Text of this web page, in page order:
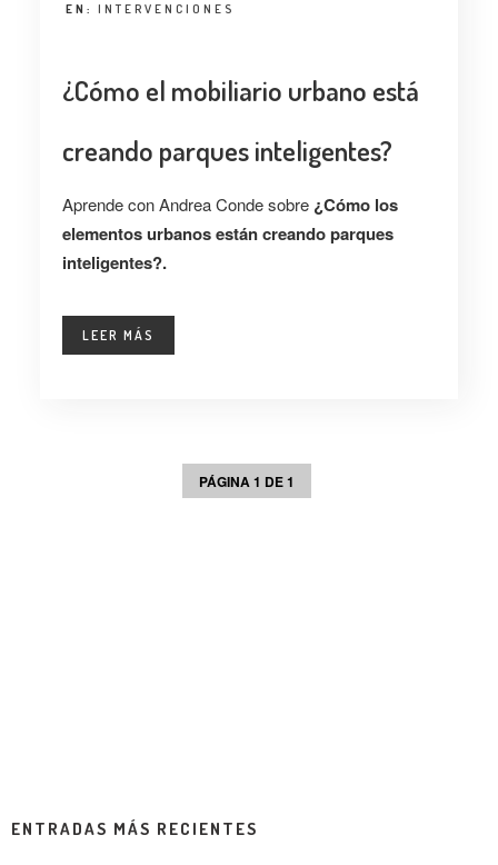
EN: INTERVENCIONES
¿Cómo el mobiliario urbano está
creando parques inteligentes?
Aprende con Andrea Conde sobre ¿Cómo los
elementos urbanos están creando parques
inteligentes?.
LEER MÁS
PÁGINA 1 DE 1
ENTRADAS MÁS RECIENTES